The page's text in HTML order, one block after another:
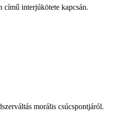
című interjúkötete kapcsán.
morális csúcspontjáról.